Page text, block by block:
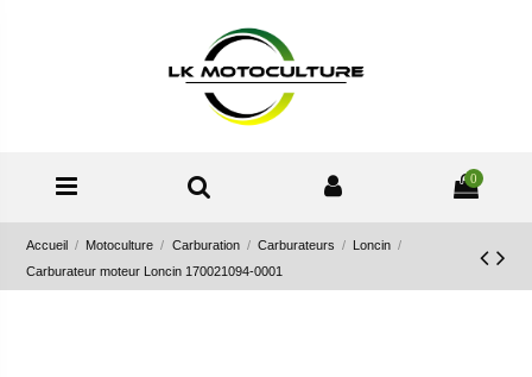
0
Accueil Motoculture Carburation Carburateurs
Loncin
Carburateur moteur Loncin 170021094-0001